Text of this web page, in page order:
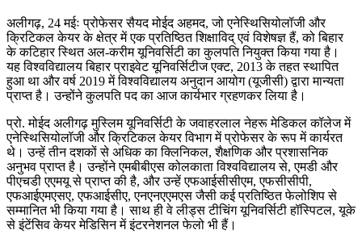
अलीगढ़, 24 मईः प्रोफेसर सैयद मोईद अहमद, जो एनेस्थिसियोलॉजी और
क्रिटिकल केयर के क्षेत्र में एक प्रतिष्ठित शिक्षाविद् एवं विशेषज्ञ हैं, को बिहार
के कटिहार स्थित अल-करीम यूनिवर्सिटी का कुलपति नियुक्त किया गया है।
यह विश्वविद्यालय बिहार प्राइवेट यूनिवर्सिटीज एक्ट, 2013 के तहत स्थापित
हुआ था और वर्ष 2019 में विश्वविद्यालय अनुदान आयोग (यूजीसी) द्वारा मान्यता
प्राप्त है। उन्होंने कुलपति पद का आज कार्यभार ग्रहणकर लिया है।
प्रो. मोईद अलीगढ़ मुस्लिम यूनिवर्सिटी के जवाहरलाल नेहरू मेडिकल कॉलेज में
एनेस्थिसियोलॉजी और क्रिटिकल केयर विभाग में प्रोफेसर के रूप में कार्यरत
थे। उन्हें तीन दशकों से अधिक का क्लिनिकल, शैक्षणिक और प्रशासनिक
अनुभव प्राप्त है। उन्होंने एमबीबीएस कोलकाता विश्वविद्यालय से, एमडी और
पीएचडी एएमयू से प्राप्त की है, और उन्हें एफआईसीसीएम, एफसीसीपी,
एफआईएमएसए, एफआईसीए, एनएनएएमएस जैसी कई प्रतिष्ठित फेलोशिप से
सम्मानित भी किया गया है। साथ ही वे लीड्स टीचिंग यूनिवर्सिटी हॉस्पिटल, यूके
से इंटेंसिव केयर मेडिसिन में इंटरनेशनल फेलो भी हैं।